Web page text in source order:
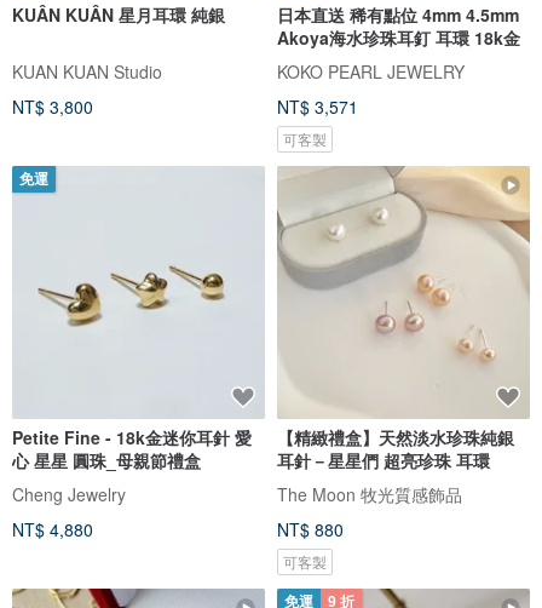
KUÂN KUÂN 星月耳環 純銀
KUAN KUAN Studio
NT$ 3,800
日本直送 稀有點位 4mm 4.5mm
Akoya海水珍珠耳釘 耳環 18k金
KOKO PEARL JEWELRY
NT$ 3,571
可客製
免運
Petite Fine - 18k金迷你耳針 愛
心 星星 圓珠_母親節禮盒
Cheng Jewelry
NT$ 4,880
【精緻禮盒】天然淡水珍珠純銀
耳針－星星們 超亮珍珠 耳環
The Moon 牧光質感飾品
NT$ 880
可客製
免運 9 折